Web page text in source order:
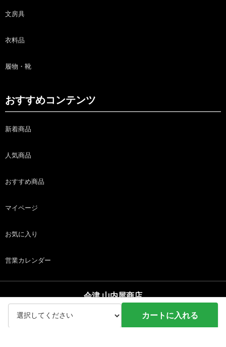
カートに入れる
文房具
衣料品
履物・靴
おすすめコンテンツ
新着商品
人気商品
おすすめ商品
マイページ
お気に入り
営業カレンダー
会津 山内屋商店
copyright (c) 会津 山内屋商店 all rights reserved.
ホーム カート ログイン